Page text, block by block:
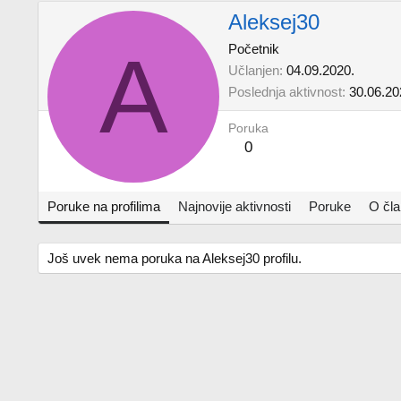
A
Aleksej30
Početnik
Učlanjen 04.09.2020.
Poslednja aktivnost
Poruka
0
Poruke na profilima Najnovije aktivnosti Poruke O
Još uvek nema poruka na Aleksej30 profilu.